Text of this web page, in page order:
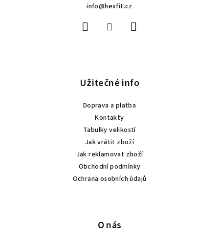
info@hexfit.cz
Užitečné info
Doprava a platba
Kontakty
Tabulky velikostí
Jak vrátit zboží
Jak reklamovat zboží
Obchodní podmínky
Ochrana osobních údajů
O nás